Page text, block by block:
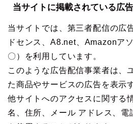
当サイトに掲載されている広
当サイトでは、第三者配信の広
ドセンス、A8.net、Amazonア
〇）を利用しています。
このような広告配信事業者は、
た商品やサービスの広告を表示
他サイトへのアクセスに関する
名、住所、メール アドレス、電